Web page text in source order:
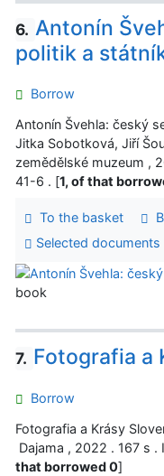
6. Antonín
politik a
Borrow
Antonín Švehla: český
Jitka Sobotková, Jiří
zemědělské muzeum ,
41-6 . [1, of that
To the basket
Selected documents
book
7. Fotografia a
Borrow
Fotografia a Krásy
Dajama , 2022 . 167 s
that borrowed 0]